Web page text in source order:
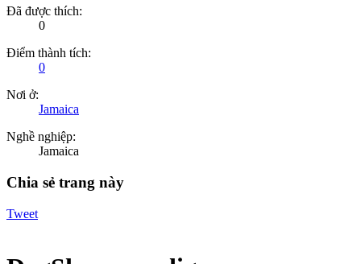
Đã được thích:
0
Điểm thành tích:
0
Nơi ở:
Jamaica
Nghề nghiệp:
Jamaica
Chia sẻ trang này
Tweet